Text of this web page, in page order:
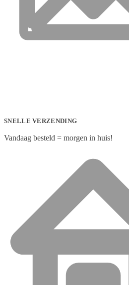
SNELLE VERZENDING
Vandaag besteld = morgen in huis!